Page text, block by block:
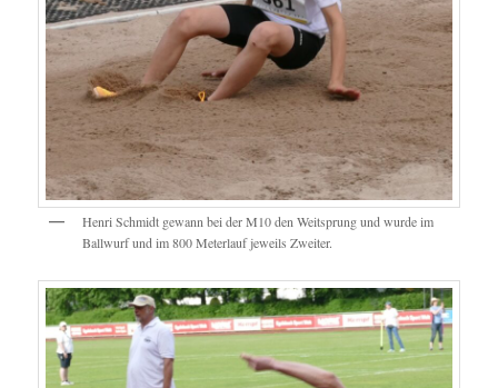
Henri Schmidt gewann bei der M10 den Weitsprung und wurde im
Ballwurf und im 800 Meterlauf jeweils Zweiter.